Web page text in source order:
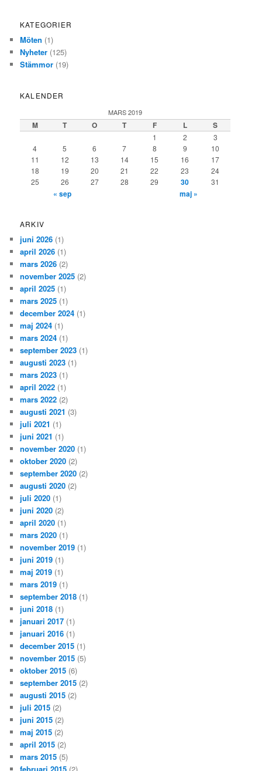
KATEGORIER
Möten (1)
Nyheter (125)
Stämmor (19)
KALENDER
MARS 2019
M T O T F L S
1 2
3
4
5 6 7 8 9
10
11
12 13 14 15 16
17
18
19 20 21 22 23
24
25
26 27 28 29 30 31
« sep maj »
ARKIV
juni 2026 (1)
april 2026 (1)
mars 2026 (2)
november 2025 (2)
april 2025 (1)
mars 2025 (1)
december 2024 (1)
maj 2024 (1)
mars 2024 (1)
september 2023 (1)
augusti 2023 (1)
mars 2023 (1)
april 2022 (1)
mars 2022 (2)
augusti 2021 (3)
juli 2021 (1)
juni 2021 (1)
november 2020 (1)
oktober 2020 (2)
september 2020 (2)
augusti 2020 (2)
juli 2020 (1)
juni 2020 (2)
april 2020 (1)
mars 2020 (1)
november 2019 (1)
juni 2019 (1)
maj 2019 (1)
mars 2019 (1)
september 2018 (1)
juni 2018 (1)
januari 2017 (1)
januari 2016 (1)
december 2015 (1)
november 2015 (5)
oktober 2015 (6)
september 2015 (2)
augusti 2015 (2)
juli 2015 (2)
juni 2015 (2)
maj 2015 (2)
april 2015 (2)
mars 2015 (5)